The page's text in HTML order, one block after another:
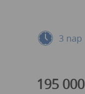
3 nap
195 000